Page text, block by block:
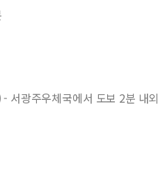
서광주우체국에서 도보 2분 내외